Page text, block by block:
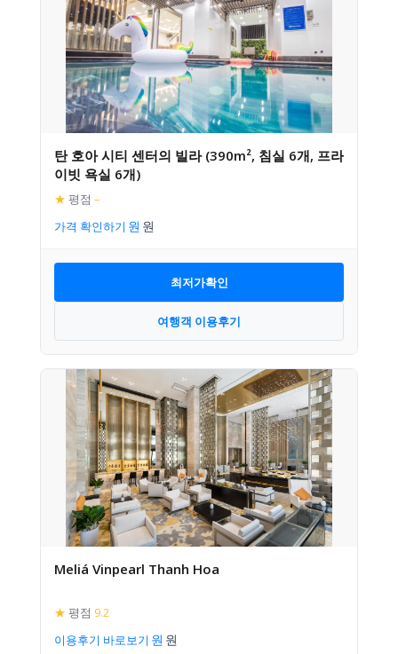
탄 호아 시티 센터의 빌라 (390m², 침실 6개, 프라
이빗 욕실 6개)
★ 평점 –
가격 확인하기
최저가확인
여행객 이용후기
Meliá Vinpearl Thanh Hoa
★ 평점 9.2
이용후기 바로보기